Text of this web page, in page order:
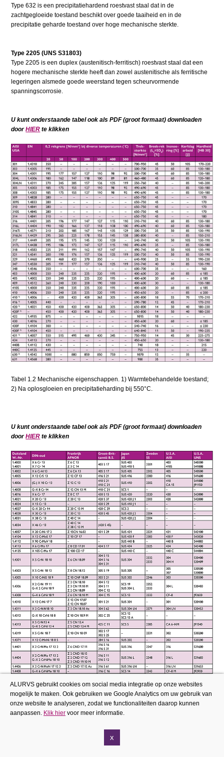
Type 632 is een precipitatiehardend roestvast staal dat in de
zachtgegloeide toestand beschikt over goede taaiheid en in de
precipitatie geharde toestand over hoge mechanische sterkte.
Type 2205 (UNS S31803)
Type 2205 is een duplex (austenitisch-ferritisch) roestvast staal dat een
hogere mechanische sterkte heeft dan zowel austenitische als ferritische
legeringen alsmede goede weerstand tegen scheurvormende
spanningscorrosie.
U kunt onderstaande tabel ook als PDF (groot formaat) downloaden
doorHIER te klikken
Tabel 1.2 Mechanische eigenschappen. 1) Warmtebehandelde toestand;
2) Na oplosgloeien en precipitatieharding bij 550°C.
U kunt onderstaande tabel ook als PDF (groot formaat) downloaden
doorHIER te klikken
ALURVS gebruikt cookies om social media integratie op onze websites
mogelijk te maken. Ook gebruiken we Google Analytics om uw gebruik van
onze website te analyseren, zodat we functionaliteiten daarop kunnen
aanpassen. Klik hier voor meer informatie.
x